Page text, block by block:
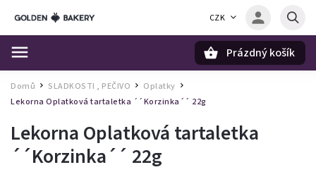
CZK
Prázdný košík
Domů / SLADKOSTI , PEČIVO / Oplatky
Lekorna Oplatková tartaletka ´´Korzinka´´ 22g
Lekorna Oplatková tartaletka
´´Korzinka´´ 22g